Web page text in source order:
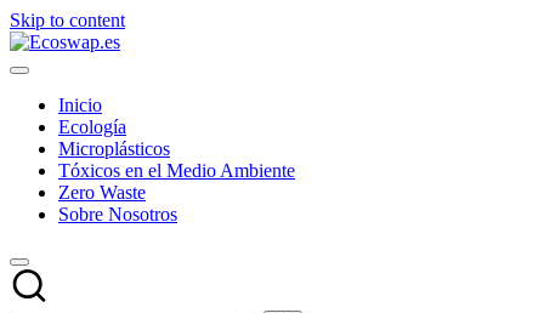
Skip to content
Inicio
Ecología
Microplásticos
Tóxicos en el Medio Ambiente
Zero Waste
Sobre Nosotros